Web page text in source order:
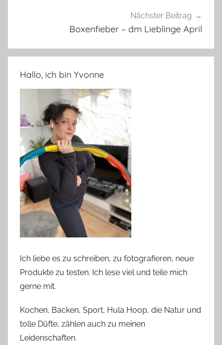
Nächster Beitrag
Boxenfieber – dm Lieblinge April
Hallo, ich bin Yvonne
Ich liebe es zu schreiben, zu fotografieren, neue
Produkte zu testen. Ich lese viel und teile mich
gerne mit.
Kochen, Backen, Sport, Hula Hoop, die Natur und
tolle Düfte, zählen auch zu meinen
Leidenschaften.